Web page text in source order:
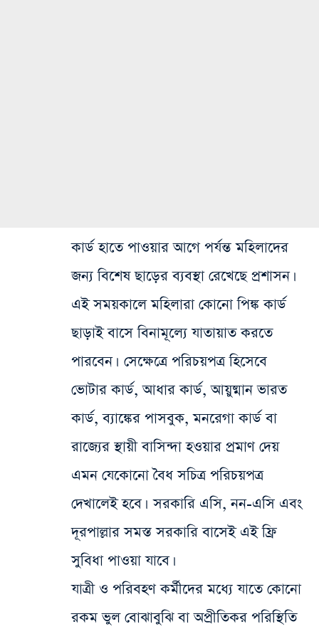
কার্ড হাতে পাওয়ার আগে পর্যন্ত মহিলাদের
জন্য বিশেষ ছাড়ের ব্যবস্থা রেখেছে প্রশাসন।
এই সময়কালে মহিলারা কোনো পিঙ্ক কার্ড
ছাড়াই বাসে বিনামূল্যে যাতায়াত করতে
পারবেন। সেক্ষেত্রে পরিচয়পত্র হিসেবে
ভোটার কার্ড, আধার কার্ড, আয়ুষ্মান ভারত
কার্ড, ব্যাঙ্কের পাসবুক, মনরেগা কার্ড বা
রাজ্যের স্থায়ী বাসিন্দা হওয়ার প্রমাণ দেয়
এমন যেকোনো বৈধ সচিত্র পরিচয়পত্র
দেখালেই হবে। সরকারি এসি, নন-এসি এবং
দূরপাল্লার সমস্ত সরকারি বাসেই এই ফ্রি
সুবিধা পাওয়া যাবে।
যাত্রী ও পরিবহণ কর্মীদের মধ্যে যাতে কোনো
রকম ভুল বোঝাবুঝি বা অপ্রীতিকর পরিস্থিতি